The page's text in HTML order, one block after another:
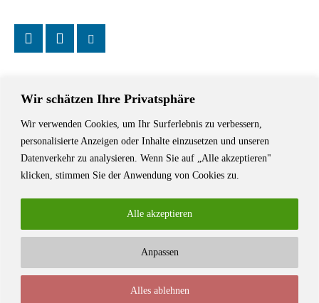
Wir schätzen Ihre Privatsphäre
Wir verwenden Cookies, um Ihr Surferlebnis zu verbessern,
personalisierte Anzeigen oder Inhalte einzusetzen und unseren
Datenverkehr zu analysieren. Wenn Sie auf „Alle akzeptieren"
klicken, stimmen Sie der Anwendung von Cookies zu.
Anpassen
Alles ablehnen
Alle akzeptieren
Das Schriftstellerhaus ist ein beliebter Treffpunkt für Autorinnen und
Autoren aus Stuttgart und der Region sowie ein Veranstaltungsort für
Lesungen, Tagungen und Schreibwerkstätten.
© Stuttgarter Schriftstellerhaus